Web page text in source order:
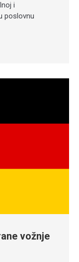
i
poslovnu
vožnje